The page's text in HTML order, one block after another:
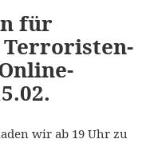
für
wir ab 19 Uhr zu